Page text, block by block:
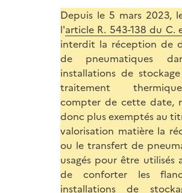
Depuis le 5 mars 2023,
l'article R. 543-138 du C.
interdit la réception de
de pneumatiques
installations de
traitement
compter de cette date,
donc plus exemptés au
valorisation matière la
ou le transfert de
usagés pour être utilisés
de conforter les
installations de